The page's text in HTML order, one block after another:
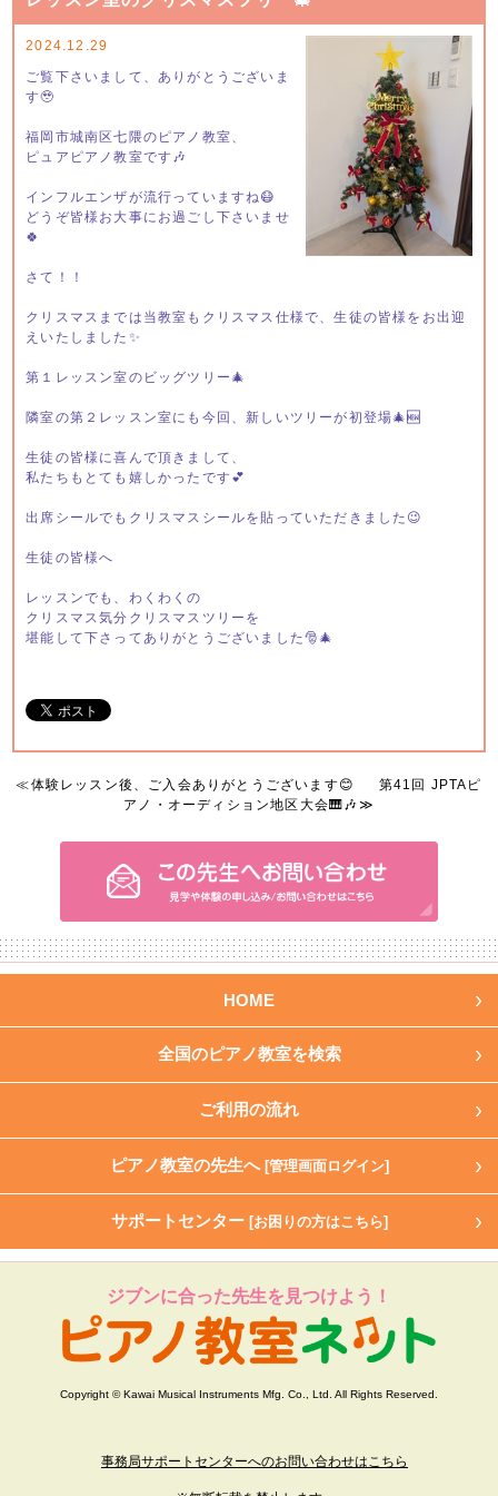
2024.12.29
ご覧下さいまして、ありがとうございま
す🥹
福岡市城南区七隈のピアノ教室、
ピュアピアノ教室です🎶
インフルエンザが流行っていますね😷
どうぞ皆様お大事にお過ごし下さいませ
🍀
さて！！
クリスマスまでは当教室もクリスマス仕様で、生徒の皆様をお出迎
えいたしました✨
第１レッスン室のビッグツリー🎄
隣室の第２レッスン室にも今回、新しいツリーが初登場🎄🆕
生徒の皆様に喜んで頂きまして、
私たちもとても嬉しかったです💕
出席シールでもクリスマスシールを貼っていただきました😉
生徒の皆様へ
レッスンでも、わくわくの
クリスマス気分クリスマスツリーを
堪能して下さってありがとうございました🎅🎄
≪体験レッスン後、ご入会ありがとうございます😊
第41回 JPTAピ
アノ・オーディション地区大会🎹🎶≫
HOME
全国のピアノ教室を検索
ご利用の流れ
ピアノ教室の先生へ [管理画面ログイン]
サポートセンター [お困りの方はこちら]
ジブンに合った先生を見つけよう！
Copyright © Kawai Musical Instruments Mfg. Co., Ltd. All Rights Reserved.
事務局サポートセンターへのお問い合わせはこちら